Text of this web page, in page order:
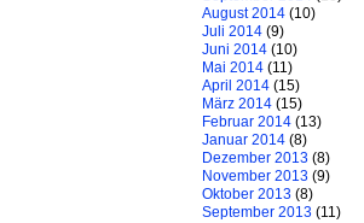
August 2014 (10)
Juli 2014 (9)
Juni 2014 (10)
Mai 2014 (11)
April 2014 (15)
März 2014 (15)
Februar 2014 (13)
Januar 2014 (8)
Dezember 2013 (8)
November 2013 (9)
Oktober 2013 (8)
September 2013 (11)